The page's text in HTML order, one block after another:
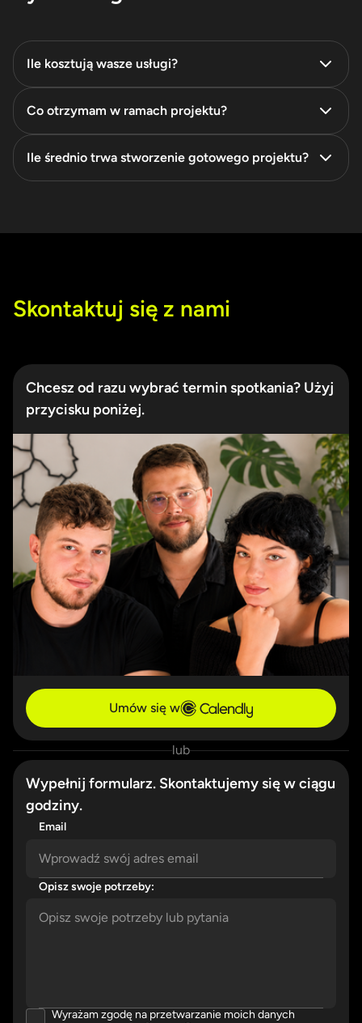
Ile kosztują wasze usługi?
Co otrzymam w ramach projektu?
Ile średnio trwa stworzenie gotowego projektu?
Skontaktuj się z nami
Chcesz od razu wybrać termin spotkania? Użyj
przycisku poniżej.
Umów się w
lub
Wypełnij formularz. Skontaktujemy się w ciągu
godziny.
Email
Please enter a valid email address.
Opisz swoje potrzeby:
Please describe your needs in detail.
Wyrażam zgodę na przetwarzanie moich danych
Please accept our privacy policy